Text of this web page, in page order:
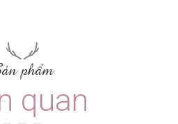
phẩm
quan